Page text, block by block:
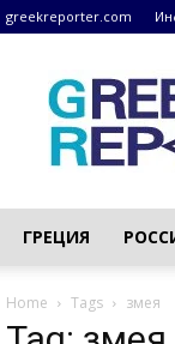
greekreporter.com
ГРЕЦИЯ
Home Tags змея